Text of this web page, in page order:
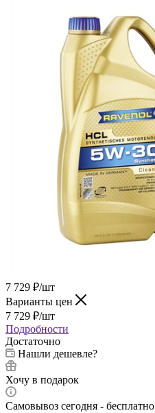
7 729 ₽/шт
Варианты цен
7 729 ₽/шт
Подробности
Достаточно
Нашли дешевле?
Хочу в подарок
Самовывоз сегодня - бесплатно